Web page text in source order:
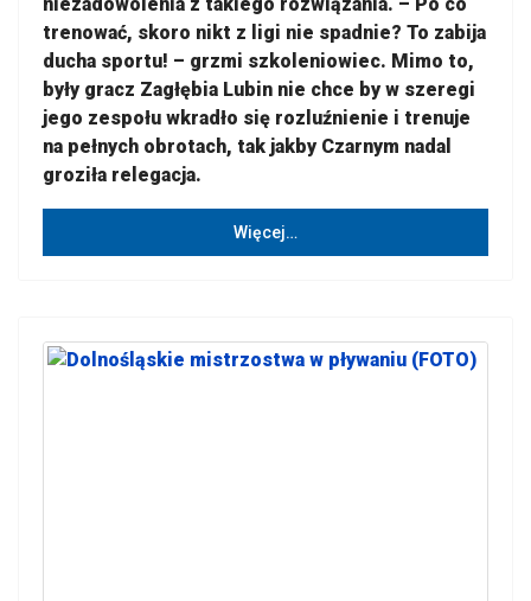
trenować, skoro nikt z ligi nie spadnie? To zabija
ducha sportu! – grzmi szkoleniowiec. Mimo to,
były gracz Zagłębia Lubin nie chce by w szeregi
jego zespołu wkradło się rozluźnienie i trenuje
na pełnych obrotach, tak jakby Czarnym nadal
groziła relegacja.
Więcej…